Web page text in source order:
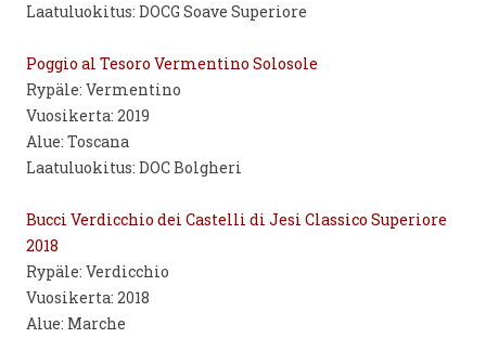
Laatuluokitus: DOCG Soave Superiore
Poggio al Tesoro Vermentino Solosole
Rypäle: Vermentino
Vuosikerta: 2019
Alue: Toscana
Laatuluokitus: DOC Bolgheri
Bucci Verdicchio dei Castelli di Jesi Classico Superiore
2018
Rypäle: Verdicchio
Vuosikerta: 2018
Alue: Marche